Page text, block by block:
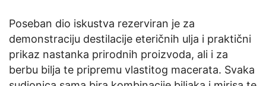
Poseban dio iskustva rezerviran je za
demonstraciju destilacije eteričnih ulja i praktični
prikaz nastanka prirodnih proizvoda, ali i za
berbu bilja te pripremu vlastitog macerata. Svaka